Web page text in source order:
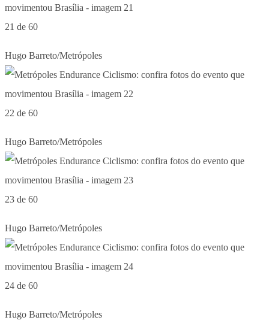
21 de 60
Hugo Barreto/Metrópoles
22 de 60
Hugo Barreto/Metrópoles
23 de 60
Hugo Barreto/Metrópoles
24 de 60
Hugo Barreto/Metrópoles